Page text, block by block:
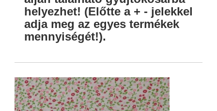
helyezhet! (Előtte a + - jelekkel
adja meg az egyes termékek
mennyiségét!).